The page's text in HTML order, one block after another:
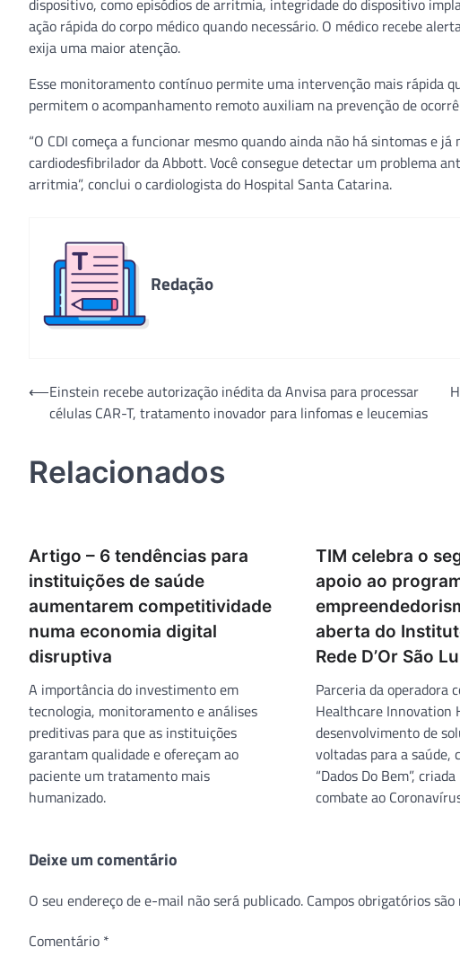
dispositivo, como episódios de arritmia, integridade do dispositivo
ação rápida do corpo médico quando necessário. O médico recebe
exija uma maior atenção.
Esse monitoramento contínuo permite uma intervenção mais rápida
permitem o acompanhamento remoto auxiliam na prevenção de
“O CDI começa a funcionar mesmo quando ainda não há sintomas e
cardiodesfibrilador da Abbott. Você consegue detectar um problema
arritmia”, conclui o cardiologista do Hospital Santa Catarina.
Redação
Navegação
⟵Einstein recebe autorização inédita da Anvisa para processar
células CAR-T, tratamento inovador para linfomas e leucemias
Relacionados
Artigo – 6 tendências para
instituições de saúde
aumentarem competitividade
numa economia digital
disruptiva
A importância do investimento em
tecnologia, monitoramento e análises
preditivas para que as instituições
garantam qualidade e ofereçam ao
paciente um tratamento mais
humanizado.
TIM celebra o
apoio ao
aberta do
Rede D’Or São
Parceria da operadora
Healthcare Innovation
desenvolvimento de
voltadas para a saúde,
“Dados Do Bem”,
combate ao
Deixe um comentário
O seu endereço de e-mail não será publicado. Campos obrigatórios
Comentário *